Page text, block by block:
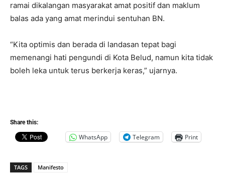
ramai dikalangan masyarakat amat positif dan maklum
balas ada yang amat merindui sentuhan BN.
“Kita optimis dan berada di landasan tepat bagi
memenangi hati pengundi di Kota Belud, namun kita tidak
boleh leka untuk terus berkerja keras,” ujarnya.
Share this:
WhatsApp Telegram Print
TAGS Manifesto